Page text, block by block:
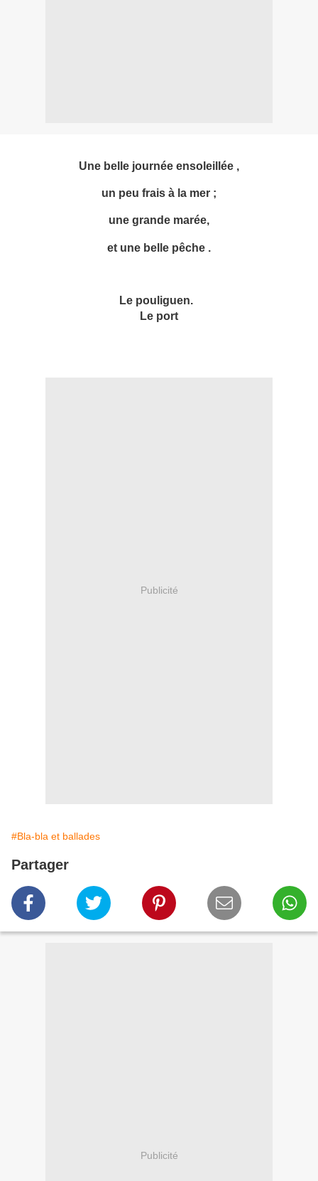
Une belle journée ensoleillée ,
un peu frais à la mer ;
une grande marée,
et une belle pêche .
Le pouliguen.
Le port
Publicité
#Bla-bla et ballades
Partager
Publicité